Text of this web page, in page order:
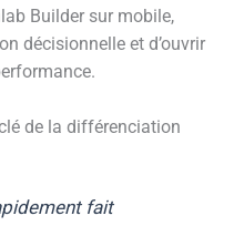
Builder sur mobile,
décisionnelle et d’ouvrir
de la différenciation
fait